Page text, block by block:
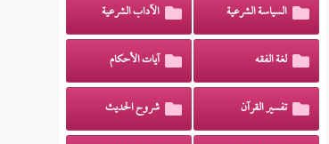
السياسة الشرعية الآداب الشرعية
لغة الفقه آيات الأحكام
تفسير القرآن شروح الحديث